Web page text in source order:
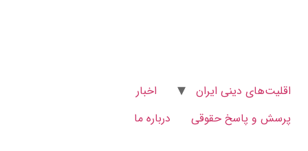
اقلیت‌های دینی ایران
اخبار
پرسش و پاسخ‌ حقوقی
درباره ما